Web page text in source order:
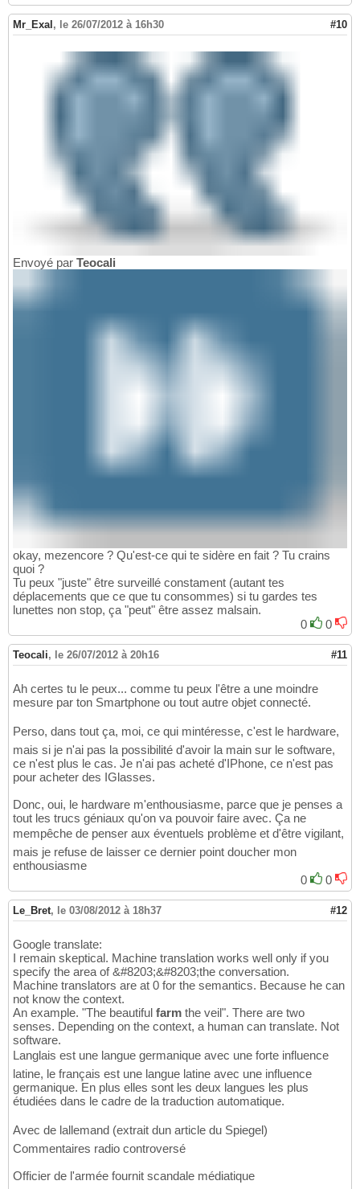
Mr_Exal , le 26/07/2012 à 16h30 #10
Envoyé par Teocali
okay, mezencore ? Qu'est-ce qui te sidère en fait ? Tu crains
quoi ?
Tu peux "juste" être surveillé constament (autant tes
déplacements que ce que tu consommes) si tu gardes tes
lunettes non stop, ça "peut" être assez malsain.
0
0
Teocali, le 26/07/2012 à 20h16 #11
Ah certes tu le peux... comme tu peux l'être a une moindre
mesure par ton Smartphone ou tout autre objet connecté.
Perso, dans tout ça, moi, ce qui mintéresse, c'est le hardware,
mais si je n'ai pas la possibilité d'avoir la main sur le software,
ce n'est plus le cas. Je n'ai pas acheté d'IPhone, ce n'est pas
pour acheter des IGlasses.
Donc, oui, le hardware m'enthousiasme, parce que je penses a
tout les trucs géniaux qu'on va pouvoir faire avec. Ça ne
mempêche de penser aux éventuels problème et d'être vigilant,
mais je refuse de laisser ce dernier point doucher mon
enthousiasme
0
0
Le_Bret, le 03/08/2012 à 18h37 #12
Google translate:
I remain skeptical. Machine translation works well only if you
specify the area of &#8203;&#8203;the conversation.
Machine translators are at 0 for the semantics. Because he can
not know the context.
An example. "The beautiful farm the veil". There are two
senses. Depending on the context, a human can translate. Not
software.
Langlais est une langue germanique avec une forte influence
latine, le français est une langue latine avec une influence
germanique. En plus elles sont les deux langues les plus
étudiées dans le cadre de la traduction automatique.
Avec de lallemand (extrait dun article du Spiegel)
Commentaires radio controversé
Officier de l'armée fournit scandale médiatique